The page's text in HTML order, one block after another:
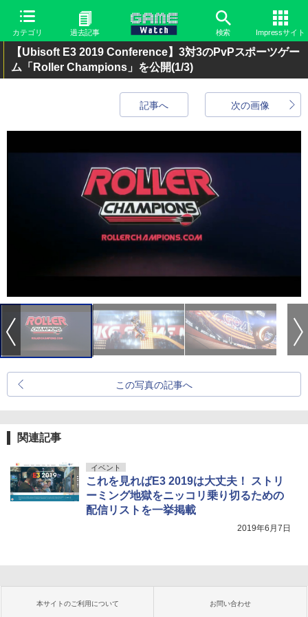
カテゴリ 過去記事 検索 Impressサイト
【Ubisoft E3 2019 Conference】3対3のPvPスポーツゲー
ム「Roller Champions」を公開(1/3)
次の画像
記事へ
この写真の記事へ
関連記事
イベント
これを見ればE3 2019は大丈夫！ ストリ
ーミング地獄をニッコリ乗り切るための
配信リストを一挙掲載
2019年6月7日
本サイトのご利用について お問い合わせ